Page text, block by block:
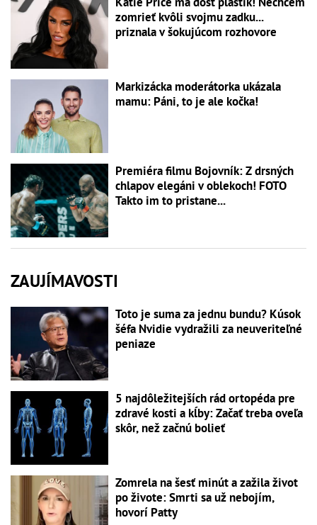
zomrieť kvôli svojmu zadku...
priznala v šokujúcom rozhovore
Markizácka moderátorka ukázala
mamu: Páni, to je ale kočka!
Premiéra filmu Bojovník: Z drsných
chlapov elegáni v oblekoch! FOTO
Takto im to pristane...
ZAUJÍMAVOSTI
Toto je suma za jednu bundu? Kúsok
šéfa Nvidie vydražili za neuveriteľné
peniaze
5 najdôležitejších rád ortopéda pre
zdravé kosti a kĺby: Začať treba oveľa
skôr, než začnú bolieť
Zomrela na šesť minút a zažila život
po živote: Smrti sa už nebojím,
hovorí Patty